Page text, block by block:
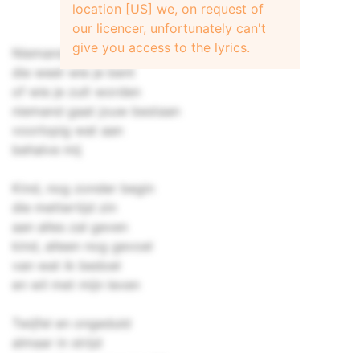
Niemand die je nog kent
die weet wie je bent
of wie je zult worden
niemand gaat jouw bestaan
voorlopig wat aan
behalve mij
Kind, nog zonder begin
die mettertijd zin
aan alles zal geven
kind, alleen nog gevoel
van wat ik bedoel
en wil met mijn leven
Twijfel en ongeduld
almaar in strijd
location [US] we, on request of
our licencer, unfortunately can't
give you access to the lyrics.